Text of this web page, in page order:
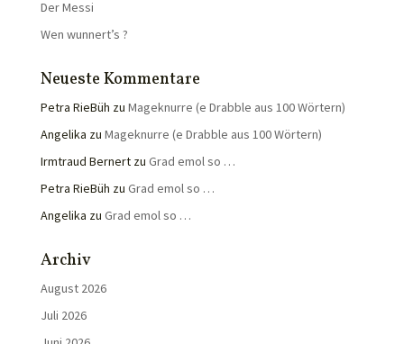
Der Messi
Wen wunnert’s ?
Neueste Kommentare
Petra RieBüh zu Mageknurre (e Drabble aus 100 Wörtern)
Angelika zu Mageknurre (e Drabble aus 100 Wörtern)
Irmtraud Bernertzu Grad emol so …
Petra RieBüh zu Grad emol so …
Angelika zu Grad emol so …
Archiv
August 2026
Juli 2026